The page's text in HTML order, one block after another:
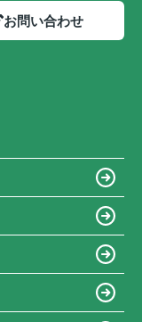
お問い合わせ